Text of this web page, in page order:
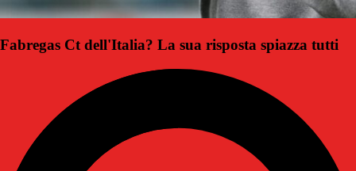
Fabregas Ct dell'Italia? La sua risposta spiazza tutti